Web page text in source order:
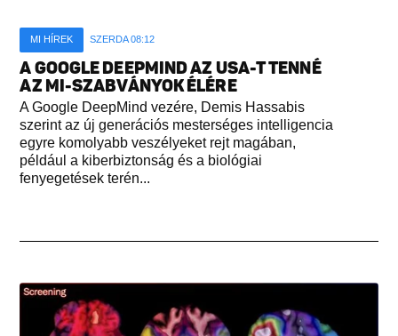
MI HÍREK SZERDA 08:12
A GOOGLE DEEPMIND AZ USA-T TENNÉ
AZ MI-SZABVÁNYOK ÉLÉRE
A Google DeepMind vezére, Demis Hassabis
szerint az új generációs mesterséges intelligencia
egyre komolyabb veszélyeket rejt magában,
például a kiberbiztonság és a biológiai
fenyegetések terén...